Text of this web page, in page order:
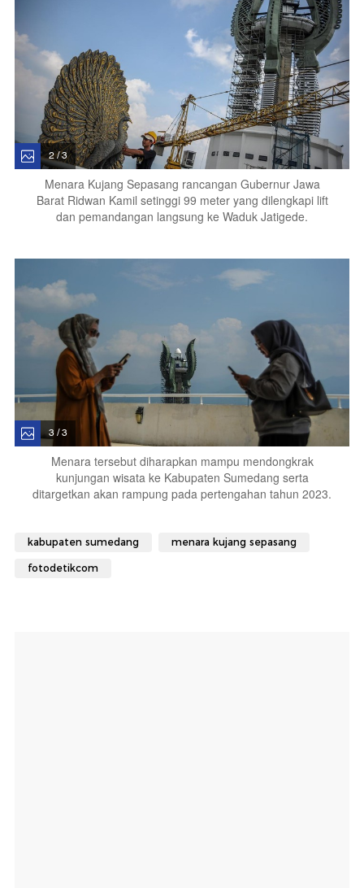
2 / 3
Menara Kujang Sepasang rancangan Gubernur Jawa
Barat Ridwan Kamil setinggi 99 meter yang dilengkapi lift
dan pemandangan langsung ke Waduk Jatigede.
3 / 3
Menara tersebut diharapkan mampu mendongkrak
kunjungan wisata ke Kabupaten Sumedang serta
ditargetkan akan rampung pada pertengahan tahun 2023.
kabupaten sumedang menara kujang sepasang
fotodetikcom